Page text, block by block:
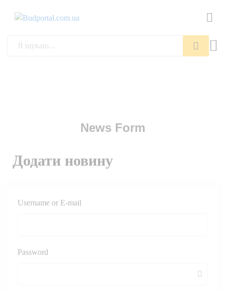
News Form
Додати новину
Username or E-mail
Password